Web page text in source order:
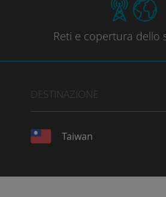
Reti e copertura dello
DESTINAZIONE
Taiwan